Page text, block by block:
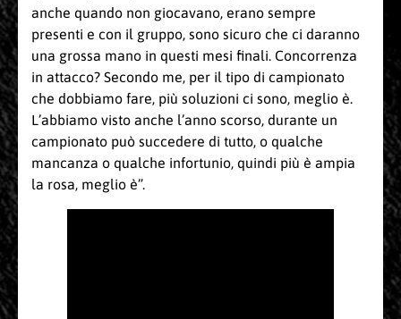
anche quando non giocavano, erano sempre
presenti e con il gruppo, sono sicuro che ci daranno
una grossa mano in questi mesi finali. Concorrenza
in attacco? Secondo me, per il tipo di campionato
che dobbiamo fare, più soluzioni ci sono, meglio è.
L’abbiamo visto anche l’anno scorso, durante un
campionato può succedere di tutto, o qualche
mancanza o qualche infortunio, quindi più è ampia
la rosa, meglio è”.